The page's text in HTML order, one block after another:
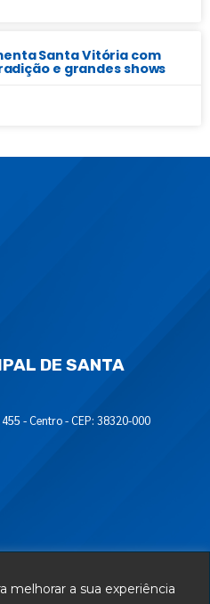
melhorar a sua experiência
Santa Vitória com
e grandes shows
DE SANTA
- Centro - CEP: 38320-000